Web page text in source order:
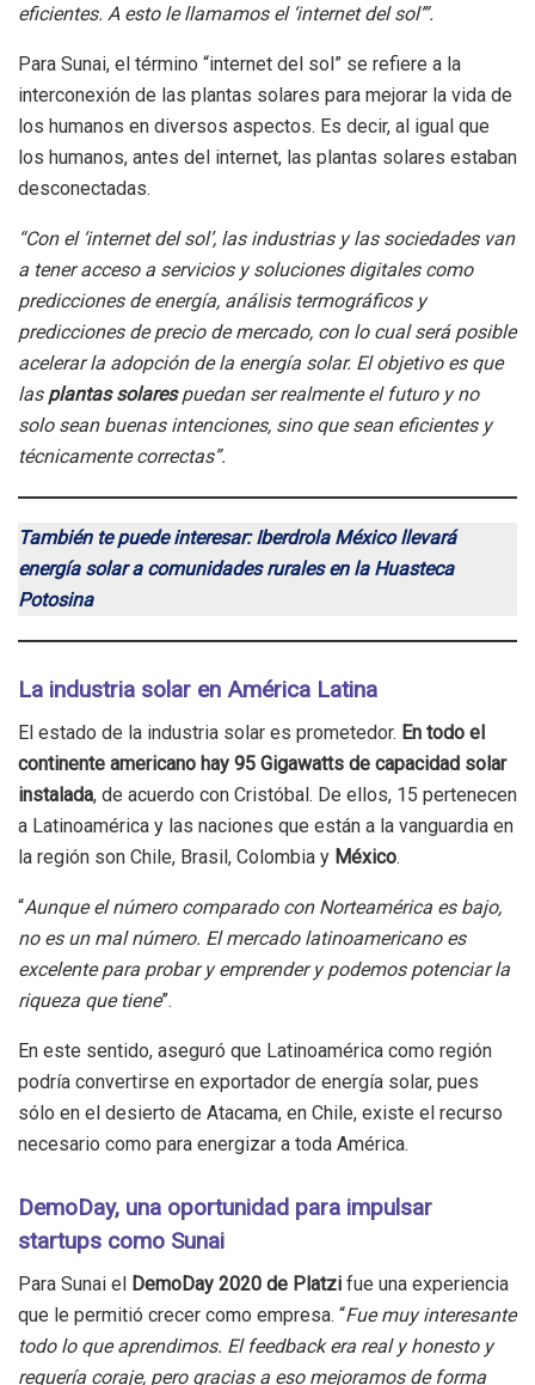
eficientes. A esto le llamamos el ‘internet del sol’”.
Para Sunai, el término “internet del sol” se refiere a la
interconexión de las plantas solares para mejorar la vida de
los humanos en diversos aspectos. Es decir, al igual que
los humanos, antes del internet, las plantas solares estaban
desconectadas.
“Con el ‘internet del sol’, las industrias y las sociedades van
a tener acceso a servicios y soluciones digitales como
predicciones de energía, análisis termográficos y
predicciones de precio de mercado, con lo cual será posible
acelerar la adopción de la energía solar. El objetivo es que
las plantas solarespuedan ser realmente el futuro y no
solo sean buenas intenciones, sino que sean eficientes y
técnicamente correctas”.
También te puede interesar: Iberdrola México llevará
energía solar a comunidades rurales en la Huasteca
Potosina
La industria solar en América Latina
El estado de la industria solar es prometedor. En todo el
continente americano hay 95 Gigawatts de capacidad solar
instalada, de acuerdo con Cristóbal. De ellos, 15 pertenecen
a Latinoamérica y las naciones que están a la vanguardia en
la región son Chile, Brasil, Colombia y México.
“Aunque el número comparado con Norteamérica es bajo,
no es un mal número. El mercado latinoamericano es
excelente para probar y emprender y podemos potenciar la
riqueza que tiene”.
En este sentido, aseguró que Latinoamérica como región
podría convertirse en exportador de energía solar, pues
sólo en el desierto de Atacama, en Chile, existe el recurso
necesario como para energizar a toda América.
DemoDay, una oportunidad para impulsar
startups como Sunai
Para Sunai el DemoDay 2020 de Platzi fue una experiencia
que le permitió crecer como empresa. “Fue muy interesante
todo lo que aprendimos. El feedback era real y honesto y
requería coraje, pero gracias a eso mejoramos de forma